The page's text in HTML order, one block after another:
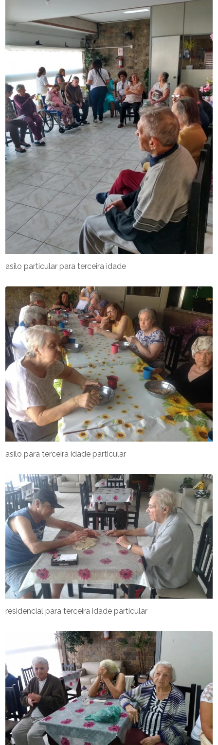
asilo particular para terceira idade
asilo para terceira idade particular
residencial para terceira idade particular